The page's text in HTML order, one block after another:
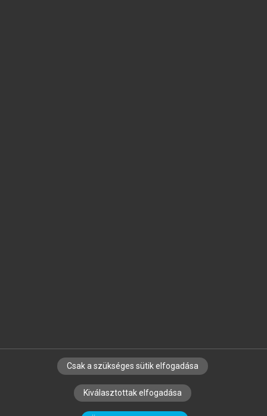
SZERZŐKNEK CÉGEKNEK KÖNYVTÁROSOKNAK
SZERKESZTÉSI ÉS LEKTORÁLÁSI ALAPELVEK
Csak a szükséges sütik elfogadása
Kiválasztottak elfogadása